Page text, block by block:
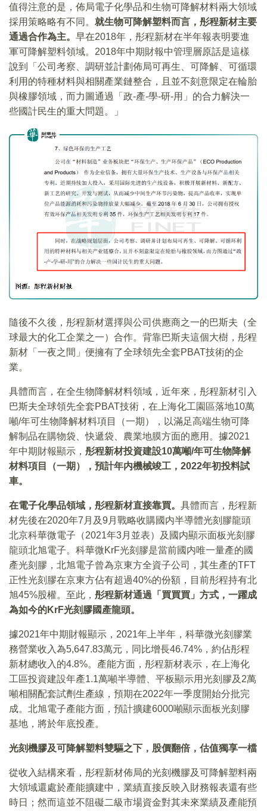
值得注意的是，佈局電子化學品和生物可降解材料兩大領域
採用策略略有不同。 就生物可降解塑料而言，彤程新材主要
通過合作為主。 早在2018年，彤程新材在半年報表明要進
軍可降解塑料領域。2018年中期財報中管理層原話是這樣
說到「公司考察、調研並計劃佈局可再生、可降解、可循環
利用的特種材料與相關產業鏈整合，且並不刻意限定在輪胎
與橡膠領域，而力圖通過「政-產-學-研-用」的合力解決一
些國計民生的重大問題。」
隨後不久後，彤程新材選擇與公司供應商之一的巴斯夫（全
球最大的化工企業之一）合作。背靠巴斯夫這個大樹，彤程
新材「一夜之間」便擁有了全球領先全套PBAT技術的企
業。
具體而言，在全生物降解材料領域，近年來，彤程新材引入
巴斯夫全球領先全套PBAT技術，在上海化工園區落地10萬
噸/年可生物降解材料項目（一期），以滿足高端生物可降
解制品在購物袋、快遞袋、農業地膜方面的應用。據2021
年中期財報顯示， 彤程新材投資建設10萬噸/年可生物降解
材料項目（一期），預計年内機械竣工，2022年初投料試
車。
在電子化學品領域，彤程新材直接靠買。 具體而言，彤程新
材先後在2020年7月及9月戰略收購國内半導體光刻膠龍頭
北京科華微電子（2021年3月並表）及國内顯示面板光刻膠
龍頭北旭電子。科華微KrF光刻膠是當前國内唯一量產的國
產光刻膠，北旭電子曾為京東方全資子公司，其生產的TFT
正性光刻膠在京東方佔有超過40%的份額，目前彤程持有北
旭45%股權。至此， 彤程新材通過「買買買」方式，一躍成
為如今的KrF光刻膠國產龍頭。
據2021年中期財報顯示，2021年上半年，科華微光刻膠業
務營業收入為5,647.83萬元，同比增長46.74%，約佔彤程
新材總收入的4.8%。產能方面，彤程新材表示，在上海化
工區投資建設年產1.1萬噸半導體、平板顯示用光刻膠及2萬
噸相關配套試劑生產線，預期在2022年一季度開始分批完
成。北旭電子產能方面，預計擴建6000噸顯示面板光刻膠
基地，將於年底投產。
光刻機膠及可降解塑料雙驅之下，股價翻倍，估值獨享一檔
從收入結構來看，彤程新材佈局的光刻機膠及可降解塑料兩
大領域還處於產能擴建中，業績直接反映入財務報表還有些
時日；然而這並不阻礙二級市場資金對其未來業績及產能預